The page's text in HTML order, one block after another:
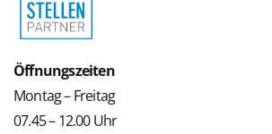
Öffnungszeiten
Montag – Freitag
07.45 – 12.00 Uhr